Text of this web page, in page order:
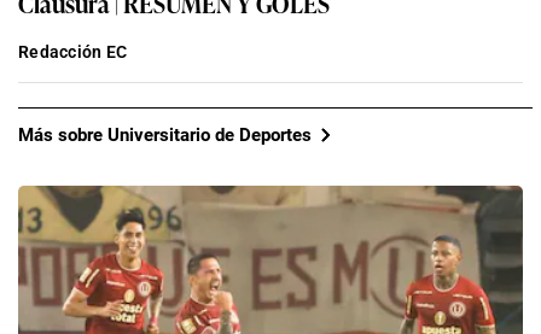
Redacción EC
Más sobre Universitario de Deportes